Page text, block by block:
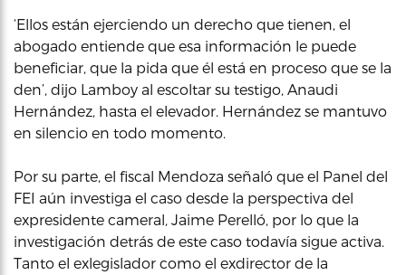
‘Ellos están ejerciendo un derecho que tienen, el
abogado entiende que esa información le puede
beneficiar, que la pida que él está en proceso que se la
den’, dijo Lamboy al escoltar su testigo, Anaudi
Hernández, hasta el elevador. Hernández se mantuvo
en silencio en todo momento.
Por su parte, el fiscal Mendoza señaló que el Panel del
FEI aún investiga el caso desde la perspectiva del
expresidente cameral, Jaime Perelló, por lo que la
investigación detrás de este caso todavía sigue activa.
Tanto el exlegislador como el exdirector de la